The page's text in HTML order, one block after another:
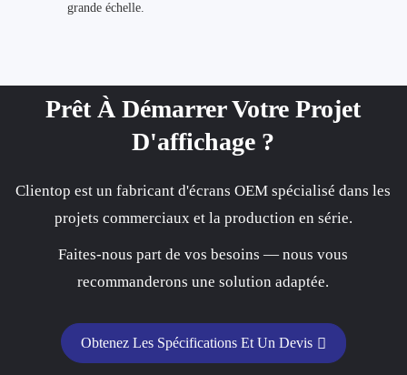
grande échelle.
Prêt À Démarrer Votre Projet
D'affichage ?
Clientop est un fabricant d'écrans OEM spécialisé dans les
projets commerciaux et la production en série.
Faites-nous part de vos besoins — nous vous
recommanderons une solution adaptée.
Obtenez Les Spécifications Et Un Devis